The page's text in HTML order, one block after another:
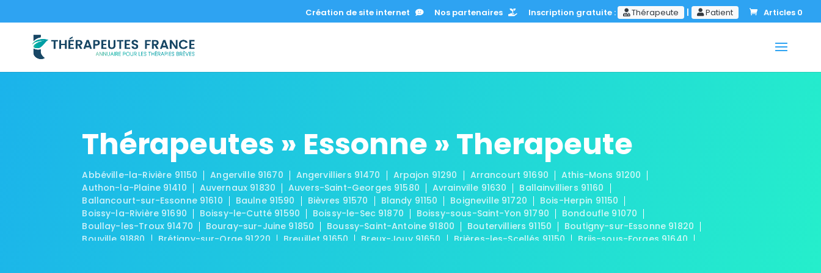
Création de site internet Nos partenaires Inscription gratuite : Thérapeute | Patient Articles 0
Thérapeutes » Essonne » Therapeute
Abbéville-la-Rivière 91150 Angerville 91670 Angervilliers 91470 Arpajon 91290 Arrancourt 91690
Athis-Mons 91200
Authon-la-Plaine 91410
Auvernaux 91830 Auvers-Saint-Georges 91580 Avrainville 91630
Ballainvilliers 91160
Ballancourt-sur-Essonne 91610
Baulne 91590 Bièvres 91570 Blandy 91150 Boigneville 91720
Bois-Herpin 91150
Boissy-la-Rivière 91690
Boissy-le-Cutté 91590 Boissy-le-Sec 91870 Boissy-sous-Saint-Yon 91790
Bondoufle 91070
Boullay-les-Troux 91470
Bouray-sur-Juine 91850 Boussy-Saint-Antoine 91800 Boutervilliers 91150
Boutigny-sur-Essonne 91820
Bouville 91880
Brétigny-sur-Orge 91220 Breuillet 91650 Breux-Jouy 91650 Brières-les-Scellés 91150
Briis-sous-Forges 91640